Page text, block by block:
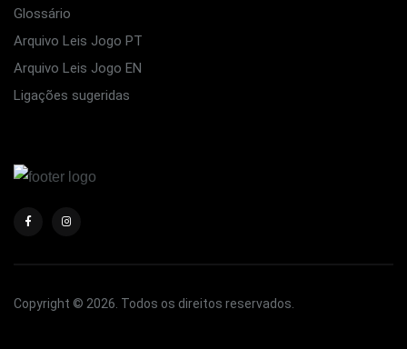
Glossário
Arquivo Leis Jogo PT
Arquivo Leis Jogo EN
Ligações sugeridas
Copyright © 2026. Todos os direitos reservados.